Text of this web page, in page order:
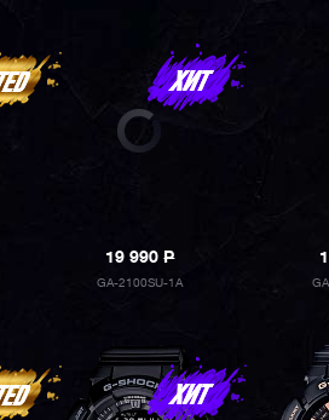
19 990P
GA-2100SU-1A